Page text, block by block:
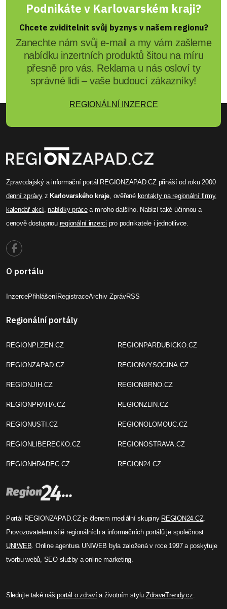
Podnikáte v Karlovarském kraji?
Chcete zviditelnit svůj byznys v našem regionu?
Zanechte nám svůj e-mail a my vám zašleme
nabídku inzertních produktů šitou na míru
přesně pro vás. Reklama u nás osloví ty
správné lidi – vaše budoucí zákazníky!
REGIONÁLNÍ INZERCE
Zpravodajský a informační portál REGIONZAPAD.CZ přináší od roku 2000
denní zprávyzKarlovarského kraje , ověřené kontakty na regionální firmy,
kalendář akcí,nabídky prácea mnoho dalšího. Nabízí také účinnou a
cenově dostupnou regionální inzerci pro podnikatele i jednotlivce.
O portálu
InzercePřihlášeníRegistraceArchiv ZprávRSS
Regionální portály
REGIONPLZEN.CZ
REGIONZAPAD.CZ
REGIONJIH.CZ
REGIONPRAHA.CZ
REGIONUSTI.CZ
REGIONLIBERECKO.CZ
REGIONHRADEC.CZ
REGIONPARDUBICKO.CZ
REGIONVYSOCINA.CZ
REGIONBRNO.CZ
REGIONZLIN.CZ
REGIONOLOMOUC.CZ
REGIONOSTRAVA.CZ
REGION24.CZ
Portál REGIONZAPAD.CZ je členem mediální skupiny REGION24.CZ.
Provozovatelem sítě regionálních a informačních portálů je společnost
UNIWEB . Online agentura UNIWEB byla založená v roce 1997 a poskytuje
tvorbu webů, SEO služby a online marketing.
Sledujte také nášportál o zdravía životním stylu ZdraveTrendy.cz